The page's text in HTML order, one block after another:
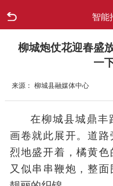
智能
走进柳城
政府信息公开
网上办事
互动回应
数据专题
柳城炮仗花迎春盛
一
来源： 柳城县融媒体中心
在柳城县城鼎丰
画卷就此展开。道
烈地盛开着，橘黄色
又似串串鞭炮，整